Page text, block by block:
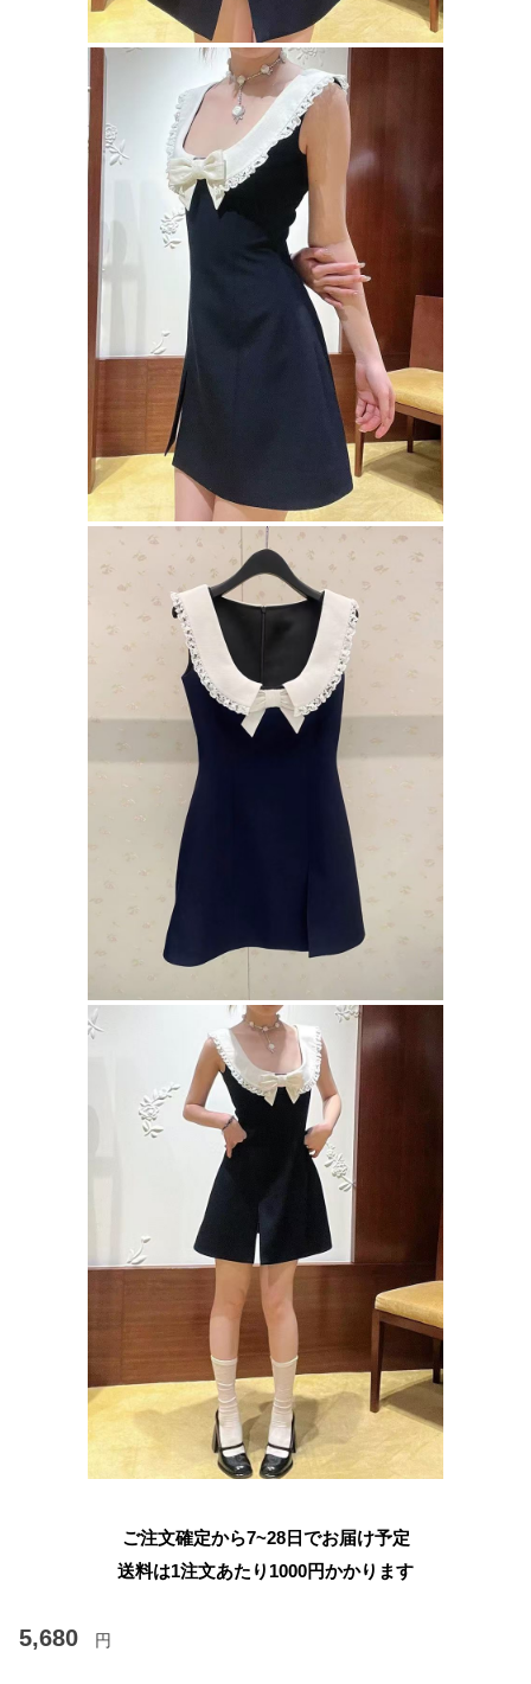
ご注文確定から7~28日でお届け予定
送料は1注文あたり 1000円かかります
5,680 円